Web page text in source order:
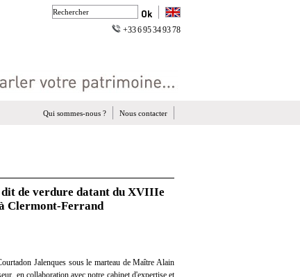
+33 6 95 34 93 78
Nous contacter
Qui sommes-nous ?
de verdure datant du XVIIIe
Clermont-Ferrand
Jalenques sous le marteau de Maître Alain
en collaboration avec notre cabinet d'expertise et